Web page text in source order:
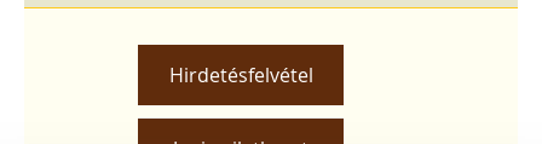
Hirdetésfelvétel